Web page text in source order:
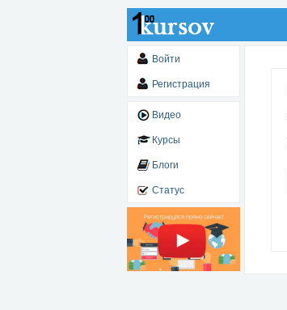
Войти
Регистрация
Видео
Курсы
Блоги
Статус